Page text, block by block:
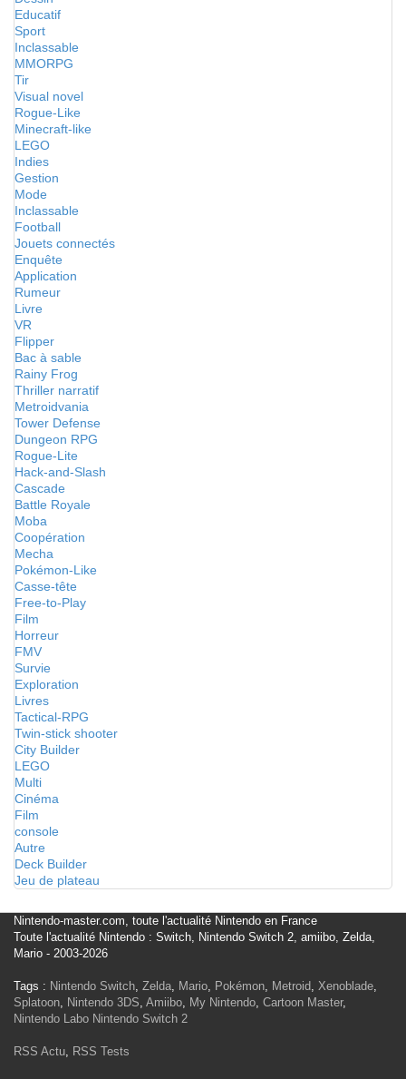
Educatif
Sport
Inclassable
MMORPG
Tir
Visual novel
Rogue-Like
Minecraft-like
LEGO
Indies
Gestion
Mode
Inclassable
Football
Jouets connectés
Enquête
Application
Rumeur
Livre
VR
Flipper
Bac à sable
Rainy Frog
Thriller narratif
Metroidvania
Tower Defense
Dungeon RPG
Rogue-Lite
Hack-and-Slash
Cascade
Battle Royale
Moba
Coopération
Mecha
Pokémon-Like
Casse-tête
Free-to-Play
Film
Horreur
FMV
Survie
Exploration
Livres
Tactical-RPG
Twin-stick shooter
City Builder
LEGO
Multi
Cinéma
Film
console
Autre
Deck Builder
Jeu de plateau
Nintendo-master.com, toute l'actualité Nintendo en France
Toute l'actualité Nintendo : Switch, Nintendo Switch 2, amiibo, Zelda,
Mario - 2003-2026
Tags : Nintendo Switch, Zelda, Mario, Pokémon, Metroid, Xenoblade,
Splatoon, Nintendo 3DS, Amiibo, My Nintendo, Cartoon Master,
Nintendo Labo Nintendo Switch 2
RSS Actu, RSS Tests